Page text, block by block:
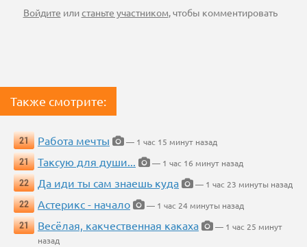
Войдите илистаньте участником, чтобы комментировать
Также смотрите:
21 Работа мечты
— 1 час 15 минут назад
21
Таксую для души...
— 1 час 16 минут назад
22
Да иди ты сам знаешь куда
— 1 час 23 минуты назад
22
Астерикс - начало
— 1 час 24 минуты назад
21
Весёлая, какчественная какаха
— 1 час 25 минут
назад